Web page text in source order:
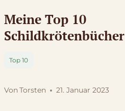
Top 10
Meine Top 10
Schildkrötenbücher
Von Torsten 21. Januar 2023